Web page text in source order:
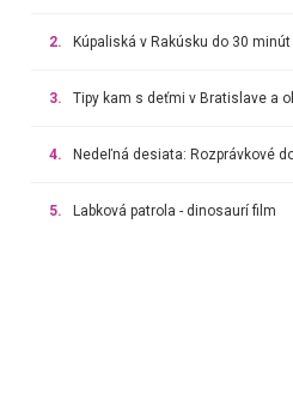
2. Kúpaliská v Rakúsku do 30
3. Tipy kam s deťmi v Bratislave a
4. Nedeľná desiata: Rozprávkové
5. Labková patrola - dinosaurí film